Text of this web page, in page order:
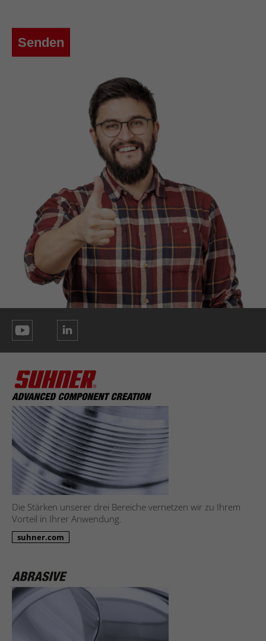
Die Stärken unserer drei Bereiche vernetzen wir zu Ihrem
Vorteil in Ihrer Anwendung.
suhner.com